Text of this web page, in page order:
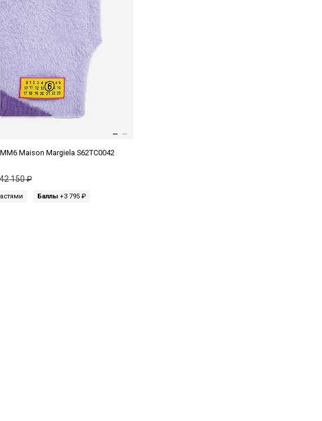
Maison Margiela S62TC0042
42 150 ₽
Баллы +3 795 ₽